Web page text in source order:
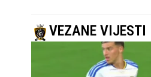
VEZANE VIJESTI